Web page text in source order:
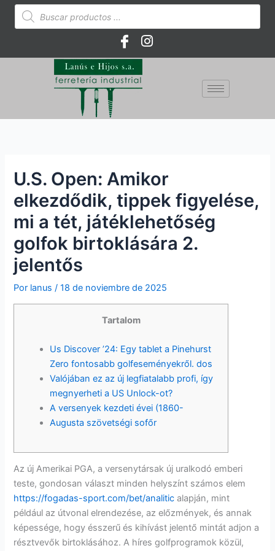
Búsqueda
de
productos
U.S. Open: Amikor
elkezdődik, tippek figyelése,
mi a tét, játéklehetőség
golfok birtoklására 2.
jelentős
Por lanus/18 de noviembre de 2025
Tartalom
Us Discover ’24: Egy tablet a Pinehurst
Zero fontosabb golfeseményekről. dos
Valójában ez az új legfiatalabb profi, így
megnyerheti a US Unlock-ot?
A versenyek kezdeti évei (1860-
Augusta szövetségi sofőr
Az új Amerikai PGA, a versenytársak új uralkodó emberi
teste, gondosan választ minden helyszínt számos elem
https://fogadas-sport.com/bet/analitic alapján, mint
például az útvonal elrendezése, az előzmények, és annak
képessége, hogy ésszerű és kihívást jelentő mintát adjon a
résztvevők birtoklásához.A híres golfprogramok közül,